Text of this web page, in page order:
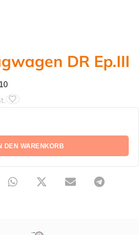
DR Ep.III
DEN WARENKORB